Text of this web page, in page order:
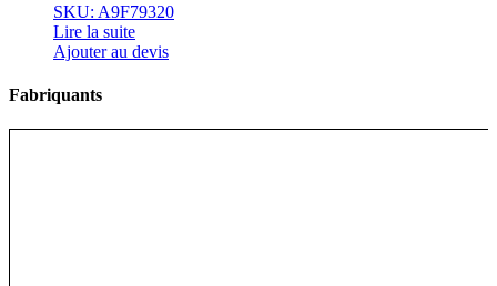
SKU: A9F79320
Lire la suite
Ajouter au devis
Fabriquants